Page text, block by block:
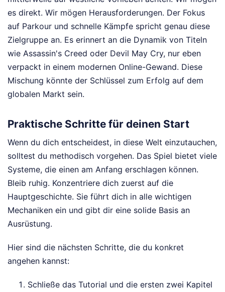
es direkt. Wir mögen Herausforderungen. Der Fokus
auf Parkour und schnelle Kämpfe spricht genau diese
Zielgruppe an. Es erinnert an die Dynamik von Titeln
wie Assassin's Creed oder Devil May Cry, nur eben
verpackt in einem modernen Online-Gewand. Diese
Mischung könnte der Schlüssel zum Erfolg auf dem
globalen Markt sein.
Praktische Schritte für deinen Start
Wenn du dich entscheidest, in diese Welt einzutauchen,
solltest du methodisch vorgehen. Das Spiel bietet viele
Systeme, die einen am Anfang erschlagen können.
Bleib ruhig. Konzentriere dich zuerst auf die
Hauptgeschichte. Sie führt dich in alle wichtigen
Mechaniken ein und gibt dir eine solide Basis an
Ausrüstung.
Hier sind die nächsten Schritte, die du konkret
angehen kannst:
Schließe das Tutorial und die ersten zwei Kapitel